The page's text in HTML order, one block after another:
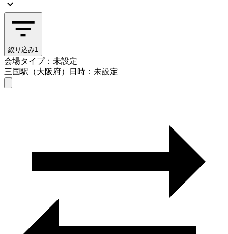
絞り込み1
会場タイプ：未設定
三国駅（大阪府）
日時：未設定